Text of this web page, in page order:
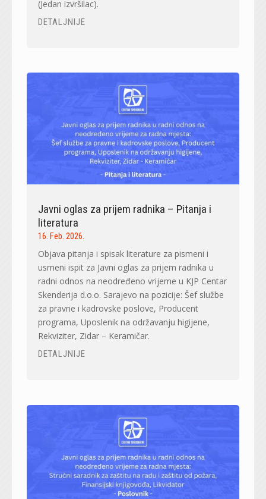
(Jedan izvršilac).
DETALJNIJE
Javni oglas za prijem radnika – Pitanja i
literatura
16. Feb. 2026.
Objava pitanja i spisak literature za pismeni i
usmeni ispit za Javni oglas za prijem radnika u
radni odnos na neodređeno vrijeme u KJP Centar
Skenderija d.o.o. Sarajevo na pozicije: Šef službe
za pravne i kadrovske poslove, Producent
programa, Uposlenik na održavanju higijene,
Rekviziter, Zidar – Keramičar.
DETALJNIJE